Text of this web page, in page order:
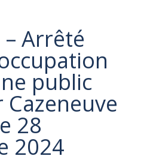
Arrêté
public
28
2024